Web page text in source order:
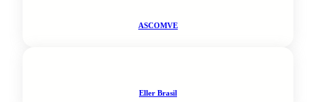
ASCOMVE
Eller Brasil